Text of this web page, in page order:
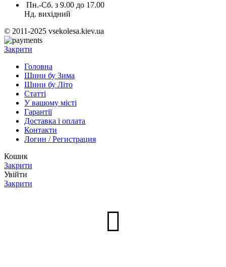
Пн.-Сб. з 9.00 до 17.00
Нд. вихідний
© 2011-2025 vsekolesa.kiev.ua
Закрити
Головна
Шини бу Зима
Шини бу Літо
Статті
У вашому місті
Гарантії
Доставка і оплата
Контакти
Логин / Регистрация
Кошик
Закрити
Увійти
Закрити